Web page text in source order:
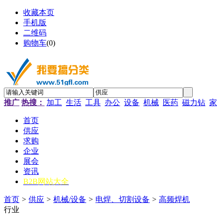
收藏本页
手机版
二维码
购物车(0)
推广 热搜： 加工 生活 工具 办公 设备 机械 医药 磁力钻
首页
供应
求购
企业
展会
资讯
B2B网站大全
首页 > 供应 > 机械/设备 > 电焊、切割设备 > 高频焊机
行业